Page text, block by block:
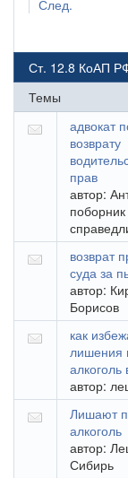
След.
Ст. 12.8 КоАП
Темы
адвокат
возврату
прав
автор:
поборник
возврат
суда за
автор:
Борисов
как
лишения
алкоголь
автор:
Лишают
алкоголь
автор:
Сибирь